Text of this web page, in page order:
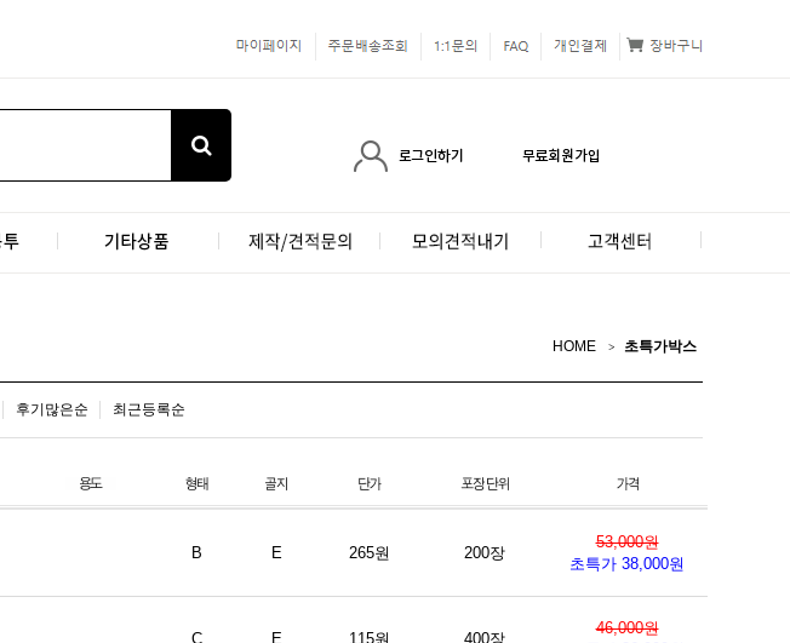
HOME 초특가박스
후기많은순 최근등록순
B E 265원 200장
53,000원
초특가 38,000원
C E 115원 400장
46,000원